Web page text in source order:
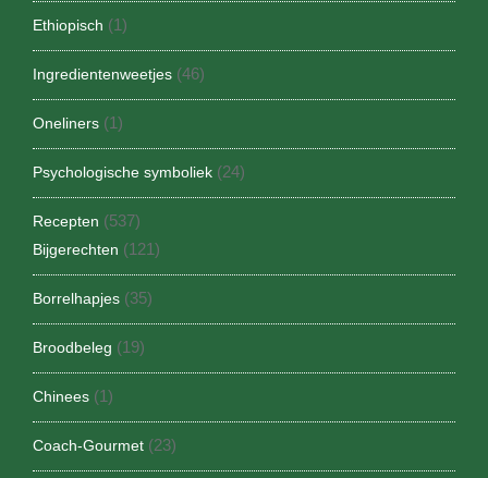
Ethiopisch (1)
Ingredientenweetjes (46)
Oneliners (1)
Psychologische symboliek (24)
Recepten (537)
Bijgerechten (121)
Borrelhapjes (35)
Broodbeleg (19)
Chinees (1)
Coach-Gourmet (23)